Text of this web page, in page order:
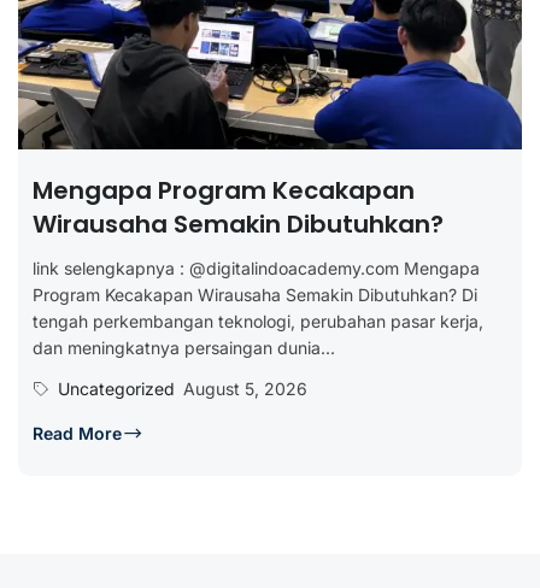
Mengapa Program Kecakapan
Wirausaha Semakin Dibutuhkan?
link selengkapnya : @digitalindoacademy.com Mengapa
Program Kecakapan Wirausaha Semakin Dibutuhkan? Di
tengah perkembangan teknologi, perubahan pasar kerja,
dan meningkatnya persaingan dunia...
Uncategorized August 5, 2026
Read More